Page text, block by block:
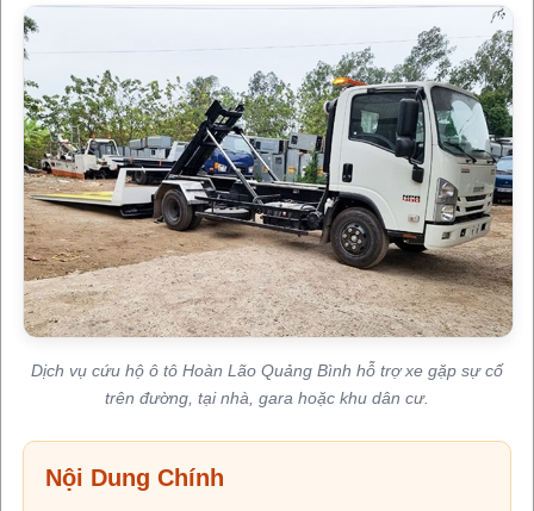
Dịch vụ cứu hộ ô tô Hoàn Lão Quảng Bình hỗ trợ xe gặp sự cố
trên đường, tại nhà, gara hoặc khu dân cư.
Nội Dung Chính